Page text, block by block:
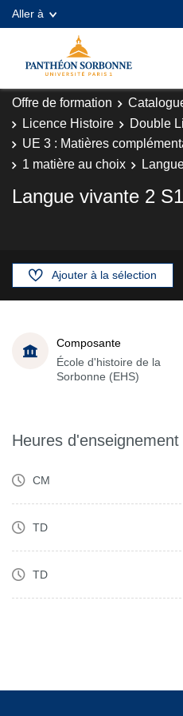
Aller à
Offre de formation
Licence Histoire
Double
UE 3 : Matières
1 matière au choix
Langue vivante 2 S1
Ajouter à la sélection
Composante
École d'histoire de la
Sorbonne (EHS)
Heures d'enseignement
CM
TD
TD